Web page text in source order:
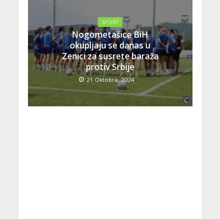
SPORT
Nogometašice BiH
okupljaju se danas u
Zenici za susrete baraža
protiv Srbije
21 Oktobra, 2024